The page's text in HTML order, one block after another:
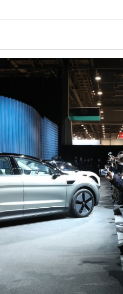
A
AMD